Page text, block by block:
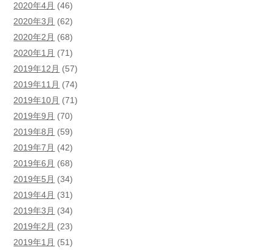
2020年4月 (46)
2020年3月 (62)
2020年2月 (68)
2020年1月 (71)
2019年12月 (57)
2019年11月 (74)
2019年10月 (71)
2019年9月 (70)
2019年8月 (59)
2019年7月 (42)
2019年6月 (68)
2019年5月 (34)
2019年4月 (31)
2019年3月 (34)
2019年2月 (23)
2019年1月 (51)